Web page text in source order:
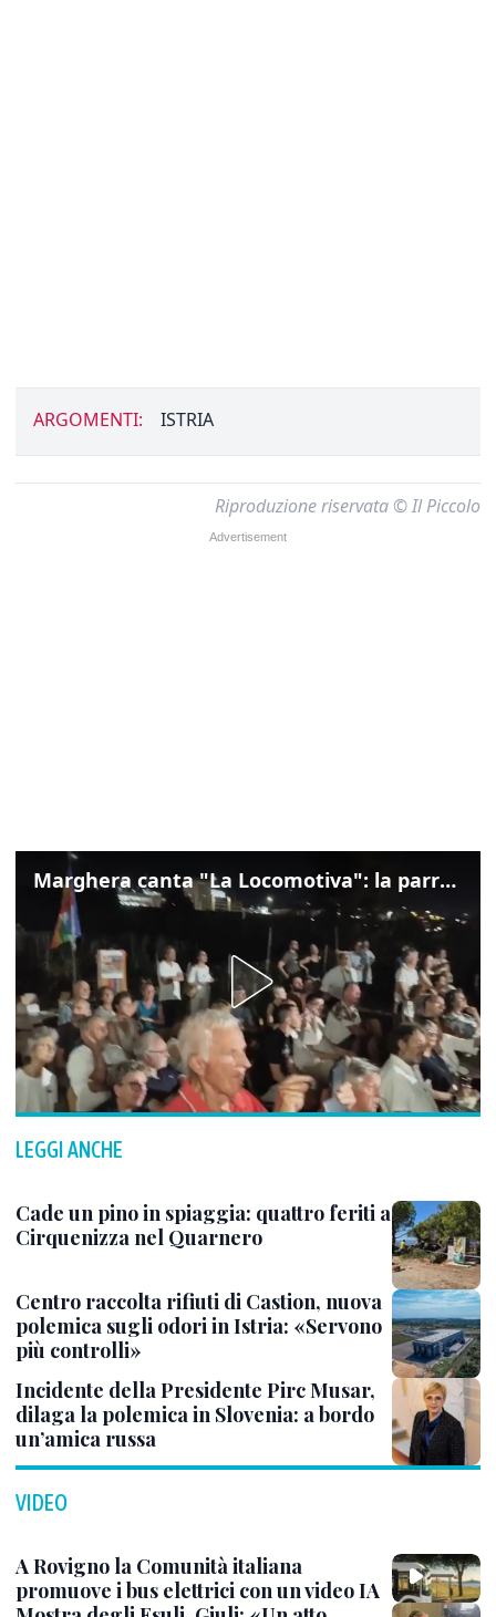
ARGOMENTI: ISTRIA
Riproduzione riservata © Il Piccolo
Marghera canta "La Locomotiva": la parrocchia della Cita ricorda Guccini
LEGGI ANCHE
Cade un pino in spiaggia: quattro feriti a
Cirquenizza nel Quarnero
Centro raccolta rifiuti di Castion, nuova
polemica sugli odori in Istria: «Servono
più controlli»
Incidente della Presidente Pirc Musar,
dilaga la polemica in Slovenia: a bordo
un’amica russa
VIDEO
A Rovigno la Comunità italiana
promuove i bus elettrici con un video IA